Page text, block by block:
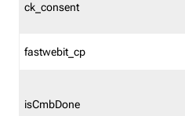
ck_consent
fastwebit_cp
isCmbDone